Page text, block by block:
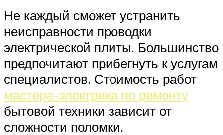
Не каждый сможет устранить
неисправности проводки
электрической плиты. Большинство
предпочитают прибегнуть к услугам
специалистов. Стоимость работ
мастера-электрика по ремонту
бытовой техники зависит от
сложности поломки.